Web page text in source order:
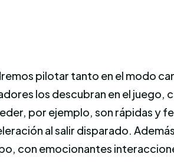
pilotar tanto en el modo
los descubran en el juego,
por ejemplo, son rápidas y
al salir disparado.
con emocionantes